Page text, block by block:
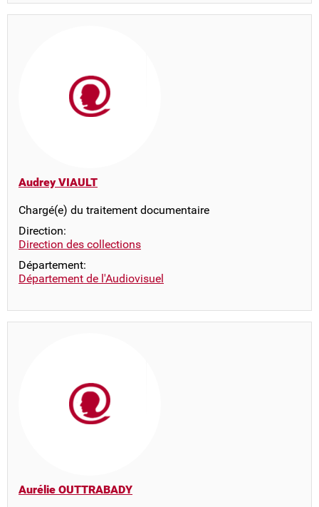
Audrey VIAULT
Chargé(e) du traitement documentaire
Direction:
Direction des collections
Département:
Département de l'Audiovisuel
Aurélie OUTTRABADY